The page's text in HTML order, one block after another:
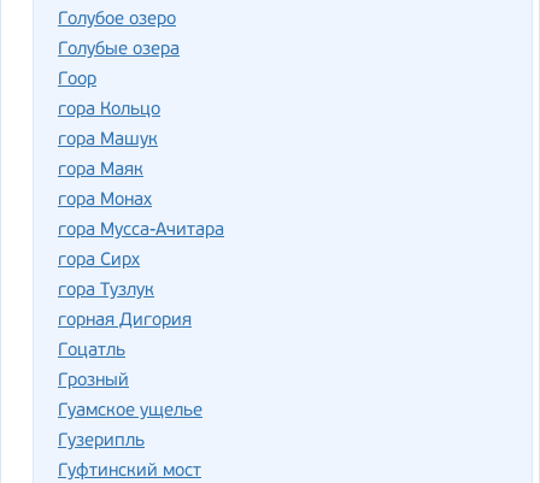
Голубое озеро
Голубые озера
Гоор
гора Кольцо
гора Машук
гора Маяк
гора Монах
гора Мусса-Ачитара
гора Сирх
гора Тузлук
горная Дигория
Гоцатль
Грозный
Гуамское ущелье
Гузерипль
Гуфтинский мост